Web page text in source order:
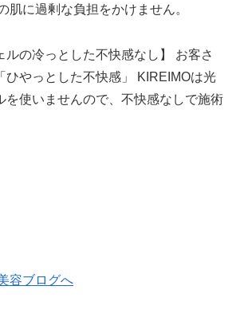
肌に過剰な負担をかけません。
ルの冷っとした不快感なし】 お客さ
ひやっとした不快感」 KIREIMOは光
を使いませんので、不快感なしで施術